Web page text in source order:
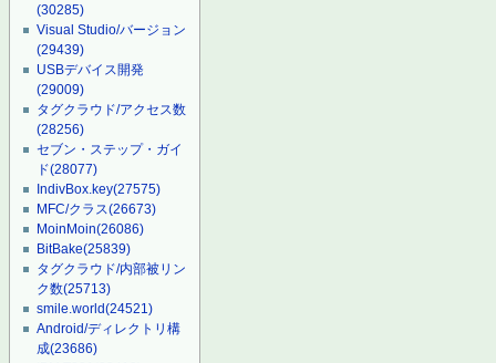
(30285)
Visual Studio/バージョン
(29439)
USBデバイス開発
(29009)
タグクラウド/アクセス数
(28256)
セブン・ステップ・ガイ
ド(28077)
IndivBox.key(27575)
MFC/クラス(26673)
MoinMoin(26086)
BitBake(25839)
タグクラウド/内部被リン
ク数(25713)
smile.world(24521)
Android/ディレクトリ構
成(23686)